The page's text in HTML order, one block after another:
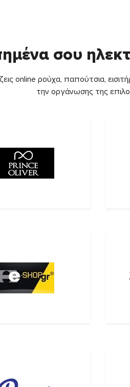
σου
online ρούχα, παπούτσια,
την οργάνωσης της